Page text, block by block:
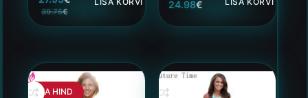
39.75€
24.98€
HEA HIND